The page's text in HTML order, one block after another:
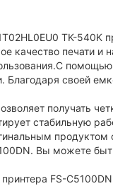
TK-540K
качество печати
своей
получать
стабильную
продуктом
Вы можете
FS-